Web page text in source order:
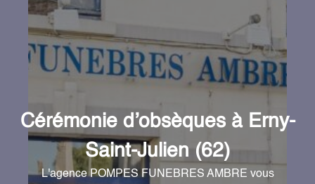
SERVICES AUX FAMILLES
Cérémonie d’obsèques à Erny-
Saint-Julien (62)
L'agence POMPES FUNEBRES AMBRE vous